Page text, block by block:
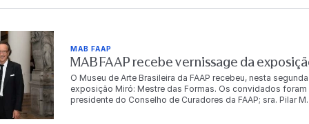
MAB FAAP
MAB FAAP recebe vernissage da
O Museu de Arte Brasileira da FAAP recebeu, nesta
exposição Miró: Mestre das Formas. Os convidados
presidente do Conselho de Curadores da FAAP; sra. Pilar